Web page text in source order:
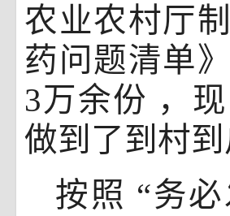
农业农村厅
药问题清单
3万余份 ，
做到了到村
按照 “务